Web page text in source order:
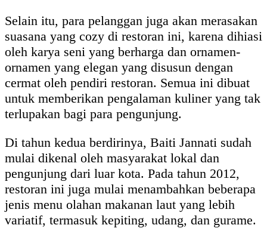
Selain itu, para pelanggan juga akan merasakan
suasana yang cozy di restoran ini, karena dihiasi
oleh karya seni yang berharga dan ornamen-
ornamen yang elegan yang disusun dengan
cermat oleh pendiri restoran. Semua ini dibuat
untuk memberikan pengalaman kuliner yang tak
terlupakan bagi para pengunjung.
Di tahun kedua berdirinya, Baiti Jannati sudah
mulai dikenal oleh masyarakat lokal dan
pengunjung dari luar kota. Pada tahun 2012,
restoran ini juga mulai menambahkan beberapa
jenis menu olahan makanan laut yang lebih
variatif, termasuk kepiting, udang, dan gurame.